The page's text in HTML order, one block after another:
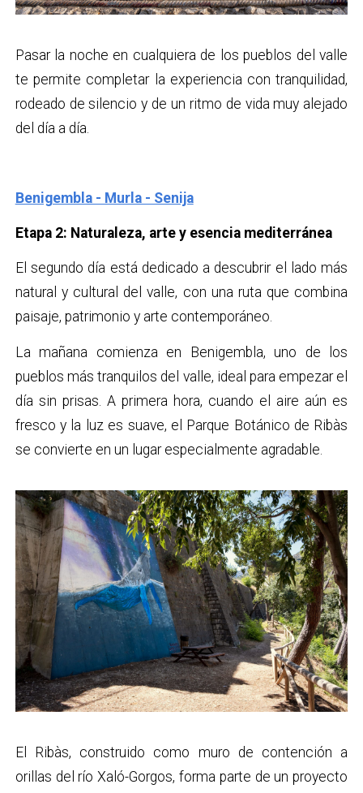
Pasar la noche en cualquiera de los pueblos del valle
te permite completar la experiencia con tranquilidad,
rodeado de silencio y de un ritmo de vida muy alejado
del día a día.
Benigembla - Murla - Senija
Etapa 2: Naturaleza, arte y esencia mediterránea
El segundo día está dedicado a descubrir el lado más
natural y cultural del valle, con una ruta que combina
paisaje, patrimonio y arte contemporáneo.
La mañana comienza en Benigembla, uno de los
pueblos más tranquilos del valle, ideal para empezar el
día sin prisas. A primera hora, cuando el aire aún es
fresco y la luz es suave, el Parque Botánico de Ribàs
se convierte en un lugar especialmente agradable.
El Ribàs, construido como muro de contención a
orillas del río Xaló-Gorgos, forma parte de un proyecto